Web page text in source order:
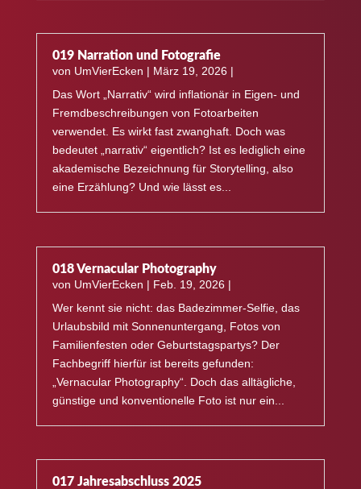
019 Narration und Fotografie
von UmVierEcken | März 19, 2026 |
Das Wort „Narrativ“ wird inflationär in Eigen- und
Fremdbeschreibungen von Fotoarbeiten
verwendet. Es wirkt fast zwanghaft. Doch was
bedeutet „narrativ“ eigentlich? Ist es lediglich eine
akademische Bezeichnung für Storytelling, also
eine Erzählung? Und wie lässt es...
018 Vernacular Photography
von UmVierEcken | Feb. 19, 2026|
Wer kennt sie nicht: das Badezimmer-Selfie, das
Urlaubsbild mit Sonnenuntergang, Fotos von
Familienfesten oder Geburtstagspartys? Der
Fachbegriff hierfür ist bereits gefunden:
„Vernacular Photography“. Doch das alltägliche,
günstige und konventionelle Foto ist nur ein...
017 Jahresabschluss 2025